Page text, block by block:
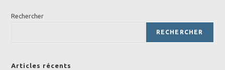
Rechercher
RECHERCHER
Articles récents